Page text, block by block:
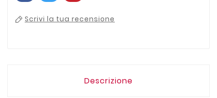
Scrivi la tua recensione
Descrizione